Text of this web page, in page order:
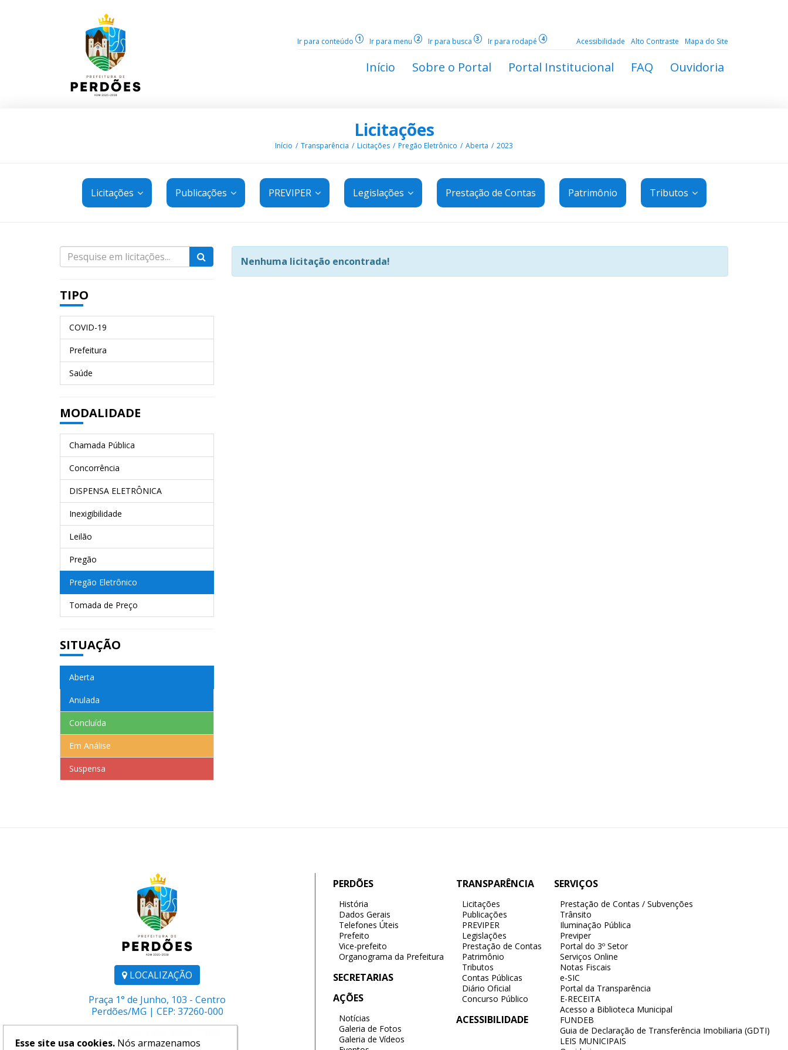
Ir para conteúdo 1 Ir para menu 2 Ir para busca 3 Ir para rodapé 4 Acessibilidade Alto Contraste Mapa do Site
Início Sobre o Portal Portal Institucional FAQ Ouvidoria
Licitações
Início Transparência Licitações Pregão Eletrônico Aberta 2023
Licitações Publicações PREVIPER Legislações Prestação de Contas Patrimônio Tributos
TIPO
COVID-19
Prefeitura
Saúde
MODALIDADE
Chamada Pública
Concorrência
DISPENSA ELETRÔNICA
Inexigibilidade
Leilão
Pregão
Pregão Eletrônico
Tomada de Preço
SITUAÇÃO
Aberta
Anulada
Concluída
Em Análise
Suspensa
Nenhuma licitação encontrada!
LOCALIZAÇÃO
Praça 1° de Junho, 103 - Centro
Perdões/MG | CEP: 37260-000
PERDÕES
História
Dados Gerais
Telefones Úteis
Prefeito
Vice-prefeito
Organograma da Prefeitura
SECRETARIAS
AÇÕES
Notícias
Galeria de Fotos
Galeria de Vídeos
TRANSPARÊNCIA
Licitações
Publicações
PREVIPER
Legislações
Prestação de Contas
Patrimônio
Tributos
Contas Públicas
Diário Oficial
Concurso Público
ACESSIBILIDADE
SERVIÇOS
Prestação de Contas / Subvenções
Trânsito
Iluminação Pública
Previper
Portal do 3º Setor
Serviços Online
Notas Fiscais
e-SIC
Portal da Transparência
E-RECEITA
Acesso a Biblioteca Municipal
FUNDEB
Guia de Declaração de Transferência Imobiliaria (GDTI)
LEIS MUNICIPAIS
Esse site usa cookies. Nós armazenamos